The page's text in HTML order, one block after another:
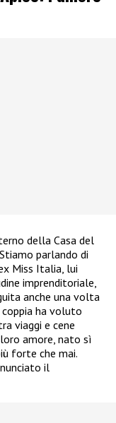
della Casa del
parlando di
Miss Italia, lui
imprenditoriale,
anche una volta
ha voluto
viaggi e cene
amore, nato sì
forte che mai.
il